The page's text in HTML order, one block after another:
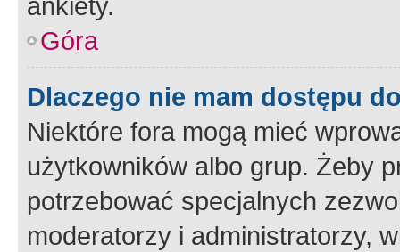
Góra
Dlaczego nie mam dostępu
Niektóre fora mogą mieć
użytkowników albo grup. Żeby
potrzebować specjalnych
moderatorzy i administratorzy,